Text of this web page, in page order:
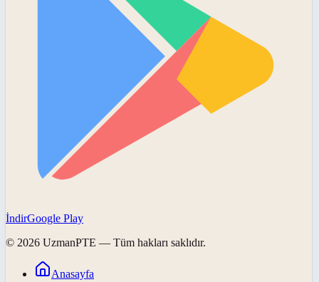
İndirGoogle Play
© 2026 UzmanPTE — Tüm hakları saklıdır.
Anasayfa